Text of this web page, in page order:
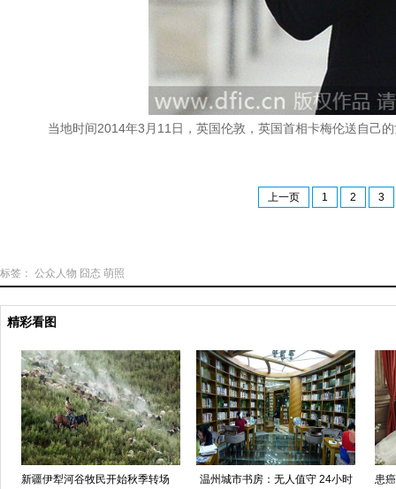
当地时间2014年3月11日，英国伦敦，英国首相卡梅伦送自己
上一页 1 2 3
标签： 公众人物 囧态 萌照
精彩看图
新疆伊犁河谷牧民开始秋季转场
温州城市书房：无人值守 24小时
患